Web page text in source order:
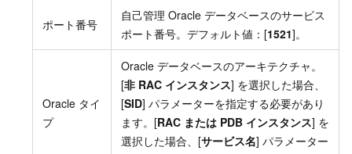
ポート番号
自己管理 Oracle データベースのサービス
ポート番号。デフォルト値：[1521]。
Oracle タイ
プ
Oracle データベースのアーキテクチャ。
[非 RAC インスタンス] を選択した場合、
[SID] パラメーターを指定する必要があり
ます。[RAC または PDB インスタンス] を
選択した場合、[サービス名] パラメーター